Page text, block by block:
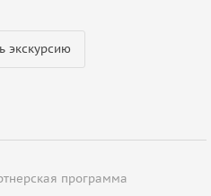
экскурсию
программа